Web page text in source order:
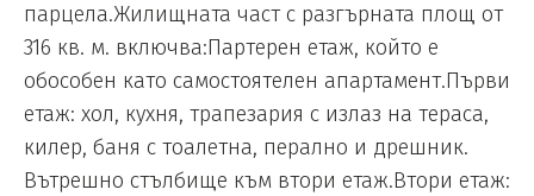
парцела.Жилищната част с разгърната площ от
316 кв. м. включва:Партерен етаж, който е
обособен като самостоятелен апартамент.Първи
етаж: хол, кухня, трапезария с излаз на тераса,
килер, баня с тоалетна, перално и дрешник.
Вътрешно стълбище към втори етаж.Втори етаж: